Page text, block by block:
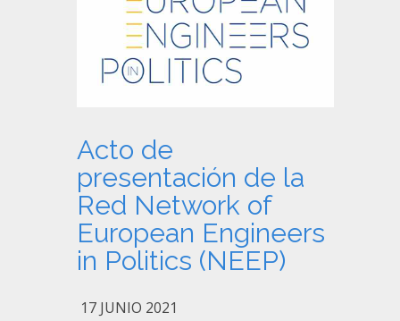
Acto de
presentación de la
Red Network of
European Engineers
in Politics (NEEP)
17 JUNIO 2021